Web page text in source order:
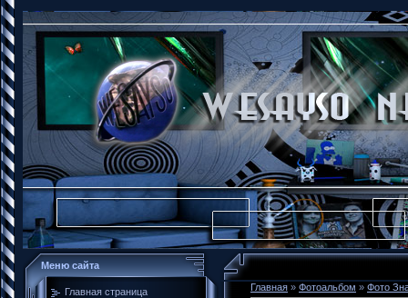
Меню сайта
Главная страница
Главная » Фотоальбом » Фото